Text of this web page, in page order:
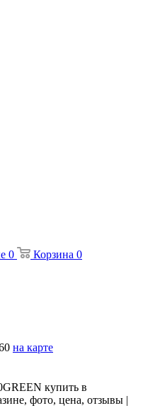
0 Корзина 0
на карте
купить в
фото, цена, отзывы |